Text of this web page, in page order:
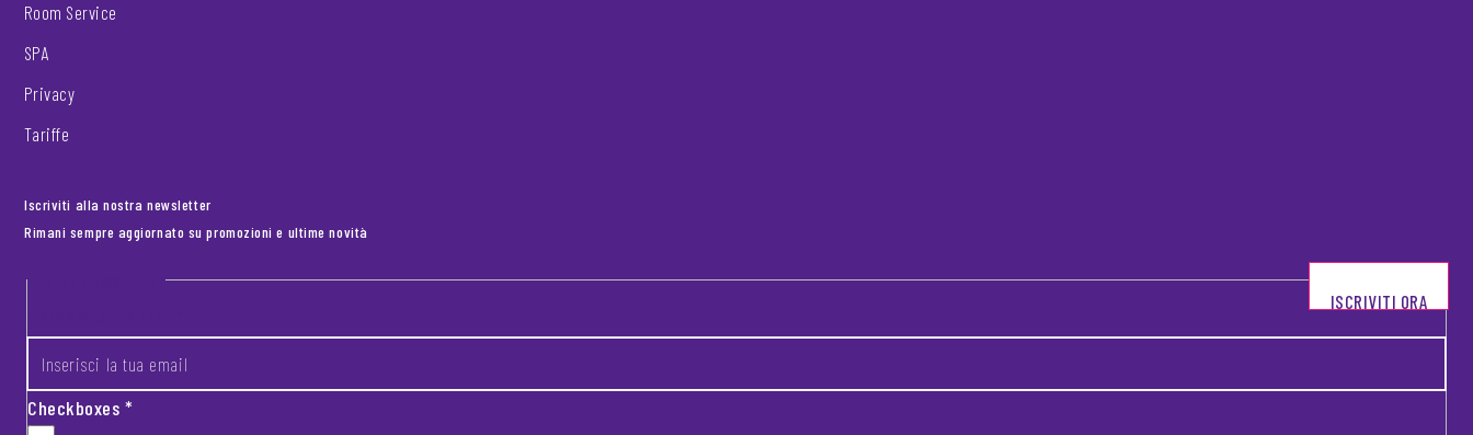
Room Service
SPA
Privacy
Tariffe
Iscriviti alla nostra newsletter
Rimani sempre aggiornato su promozioni e ultime novità
Footer newsletter
Checkboxes*
ISCRIVITI ORA